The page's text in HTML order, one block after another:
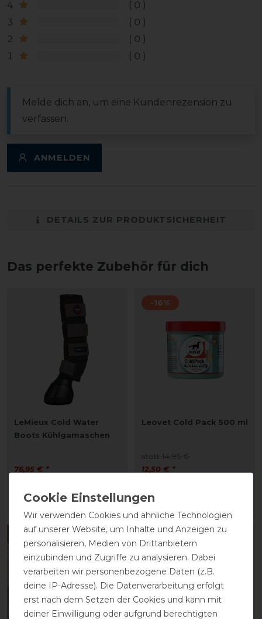
4
0
3
0
2
0
1
0
Melde dich an, um eine Kundenrezension zu
verfassen.
ANMELDEN
DETAILS ZUR PRODUKTSICHERHEIT
Das perfekte Zubehör für dich
LeMieux Cold Water
Boots Kühlgamaschen
76,95 € *
-16%
Leovet Cold Pack 500 ml
statt 14,95 €
12,50 € *
-15%
Wir verwenden Cookies und ähnliche Technologien
auf unserer Website, um Inhalte und Anzeigen zu
personalisieren, Medien von Drittanbietern
einzubinden und Zugriffe zu analysieren. Dabei
verarbeiten wir personenbezogene Daten (z.B.
deine IP-Adresse). Die Datenverarbeitung erfolgt
erst nach dem Setzen der Cookies und kann mit
deiner Einwilligung oder aufgrund berechtigten